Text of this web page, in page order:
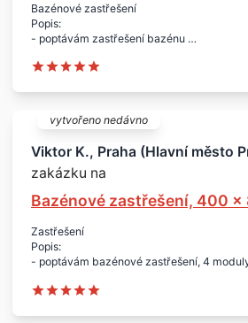
Bazénové zastřešení
Popis:
- poptávám zastřešení bazénu
Rozměr:
- středočeský kraj, Kounice 28915
vytvořeno nedávno
Viktor K., Praha (Hlavní město
zakázku na
Bazénové zastřešení, 400 x
Zastřešení
Popis:
- poptávám bazénové zastřešení, 4
- prodloužení kolejiště pro úplné odsunutí